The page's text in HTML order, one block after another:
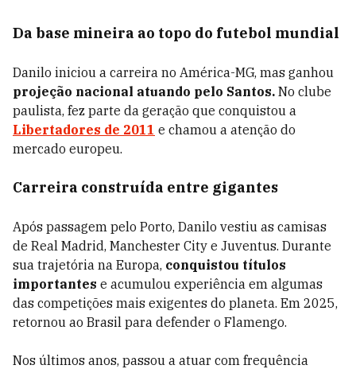
Da base mineira ao topo do futebol mundial
Danilo iniciou a carreira no América-MG, mas ganhou
projeção nacional atuando pelo Santos. No clube
paulista, fez parte da geração que conquistou a
Libertadores de 2011 e chamou a atenção do
mercado europeu.
Carreira construída entre gigantes
Após passagem pelo Porto, Danilo vestiu as camisas
de Real Madrid, Manchester City e Juventus. Durante
sua trajetória na Europa, conquistou títulos
importantes e acumulou experiência em algumas
das competições mais exigentes do planeta. Em 2025,
retornou ao Brasil para defender o Flamengo.
Nos últimos anos, passou a atuar com frequência